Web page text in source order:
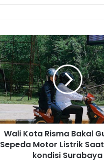
Wali Kota Risma Bakal
Sepeda Motor Listrik
kondisi Surabaya